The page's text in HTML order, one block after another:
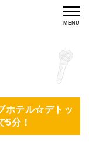
MENU
ホテル☆デトッ
5分！